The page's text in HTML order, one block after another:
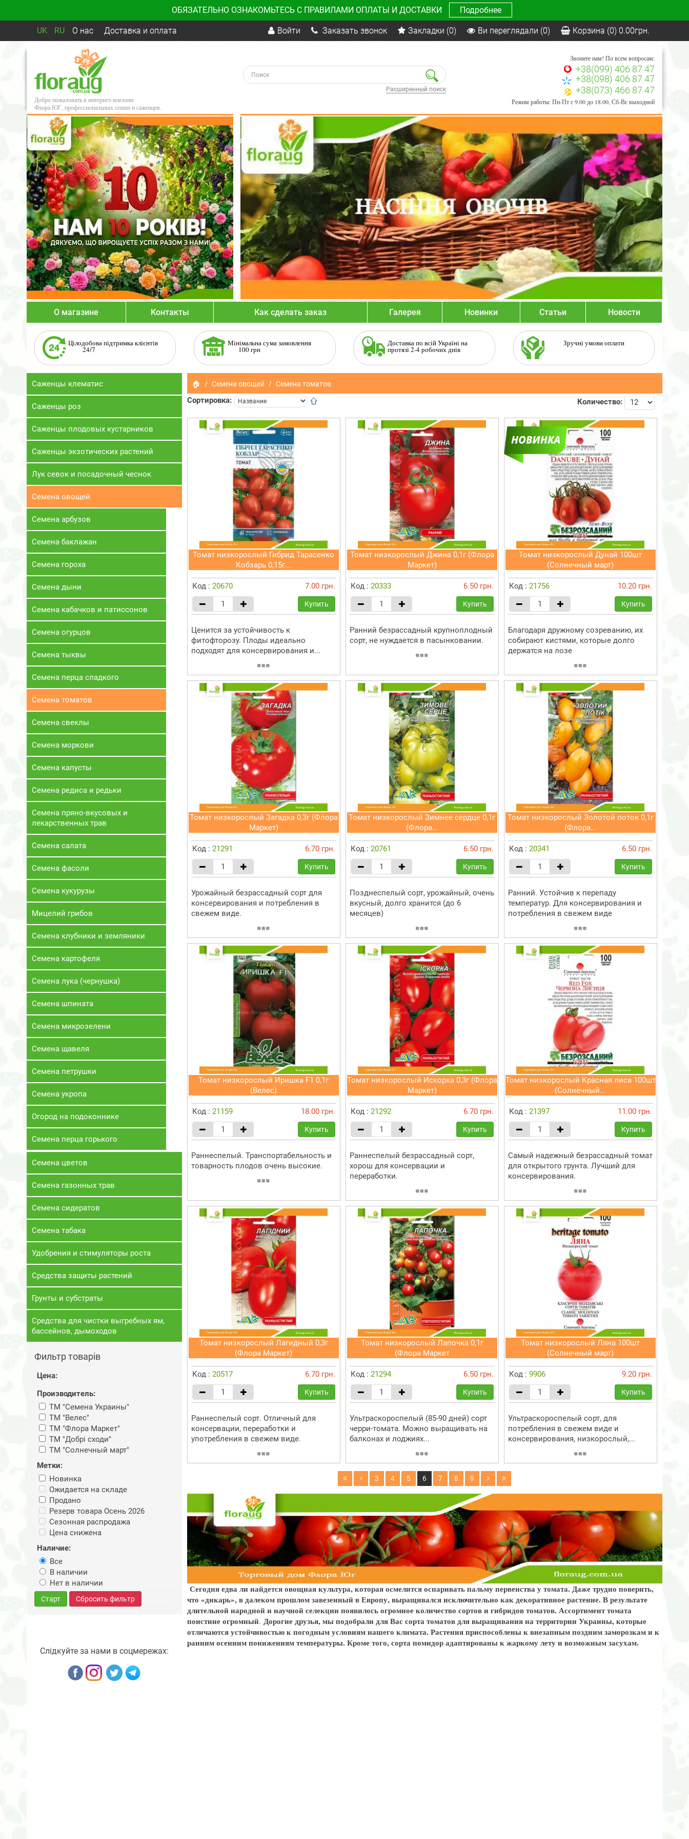
ОБЯЗАТЕЛЬНО ОЗНАКОМЬТЕСЬ С ПРАВИЛАМИ ОПЛАТЫ И ДОСТАВКИ Подробнее
UK RU О нас Доставка и оплата Войти Заказать звонок Закладки (0) Ви переглядали (0) Корзина (0) 0.00грн.
Добро пожаловать в интернет-магазин
Флора ЮГ, профессиональных семян и саженцев.
Расширенный поиск
Звоните нам! По всем вопросам:
+38(099) 406 87 47
+38(098) 406 87 47
+38(073) 466 87 47
Режим работы: Пн-Пт с 9.00 до 18.00, Сб-Вс выходной
О магазине Контакты Как сделать заказ Галерея Новинки Статьи Новости
Цілодобова підтримка клієнтів
24/7
Мінімальна сума замовлення
100 грн
Доставка по всій Україні на
протязі 2-4 робочих днів
Зручні умови оплати
Саженцы клематис
Саженцы роз
Саженцы плодовых кустарников
Саженцы экзотических растений
Лук севок и посадочный чеснок
Семена овощей
Семена арбузов
Семена баклажан
Семена гороха
Семена дыни
Семена кабачков и патиссонов
Семена огурцов
Семена тыквы
Семена перца сладкого
Семена томатов
Семена свеклы
Семена моркови
Семена капусты
Семена редиса и редьки
Семена пряно-вкусовых и
лекарственных трав
Семена салата
Семена фасоли
Семена кукурузы
Мицелий грибов
Семена клубники и земляники
Семена картофеля
Семена лука (чернушка)
Семена шпината
Семена микрозелени
Семена щавеля
Семена петрушки
Семена укропа
Огород на подоконнике
Семена перца горького
Семена цветов
Семена газонных трав
Семена сидератов
Семена табака
Удобрения и стимуляторы роста
Средства защиты растений
Грунты и субстраты
Средства для чистки выгребных ям,
бассейнов, дымоходов
Фильтр товарів
Цена:
Производитель:
ТМ "Семена Украины"
ТМ "Велес"
ТМ "Флора Маркет"
ТМ "Добрі сходи"
ТМ "Солнечный март"
Метки:
Новинка
Ожидается на складе
Продано
Резерв товара Осень 2026
Сезонная распродажа
Цена снижена
Наличие:
Все
В наличии
Нет в наличии
Старт Сбросить фильтр
Слідкуйте за нами в соцмережах:
🏠 Семена овощей Семена томатов
Сортировка: Количество:
Томат низкорослый Гибрид Тарасенко
Кобзарь 0,15г...
Код : 20670 7.00 грн.
Купить
Ценится за устойчивость к
фитофторозу. Плоды идеально
подходят для консервирования и...
Томат низкорослый Джина 0,1г (Флора
Маркет)
Код : 20333 6.50 грн.
Купить
Ранний безрассадный крупноплодный
сорт, не нуждается в пасынковании.
Томат низкорослый Дунай 100шт
(Солнечный март)
Код : 21756 10.20 грн.
Купить
Благодаря дружному созреванию, их
собирают кистями, которые долго
держатся на лозе
Томат низкорослый Загадка 0,3г (Флора
Маркет)
Код : 21291 6.70 грн.
Купить
Урожайный безрассадный сорт для
консервирования и потребления в
свежем виде.
Томат низкорослый Зимнее сердце 0,1г
(Флора...
Код : 20761 6.50 грн.
Купить
Позднеспелый сорт, урожайный, очень
вкусный, долго хранится (до 6
месяцев)
Томат низкорослый Золотой поток 0,1г
(Флора...
Код : 20341 6.50 грн.
Купить
Ранний. Устойчив к перепаду
температур. Для консервирования и
потребления в свежем виде
Томат низкорослый Иришка F1 0,1г
(Велес)
Код : 21159 18.00 грн.
Купить
Раннеспелый. Транспортабельность и
товарность плодов очень высокие.
Томат низкорослый Искорка 0,3г (Флора
Маркет)
Код : 21292 6.70 грн.
Купить
Раннеспелый безрассадный сорт,
хорош для консервации и
переработки.
Томат низкорослый Красная лиса 100шт
(Солнечный...
Код : 21397 11.00 грн.
Купить
Самый надежный безрассадный томат
для открытого грунта. Лучший для
консервирования.
Томат низкорослый Лагидный 0,3г
(Флора Маркет)
Код : 20517 6.70 грн.
Купить
Раннеспелый сорт. Отличный для
консервации, переработки и
употребления в свежем виде.
Томат низкорослый Лапочка 0,1г
(Флора Маркет
Код : 21294 6.50 грн.
Купить
Ультраскороспелый (85-90 дней) сорт
черри-томата. Можно выращивать на
балконах и лоджиях...
Томат низкорослый Ляна 100шт
(Солнечный март)
Код : 9906 9.20 грн.
Купить
Ультраскороспелый сорт, для
потребления в свежем виде и
консервирования, низкорослый,...
3 4 5 6 7 8 9
Сегодня едва ли найдется овощная культура, которая осмелится оспаривать пальму первенства у томата. Даже трудно поверить,
что «дикарь», в далеком прошлом завезенный в Европу, выращивался исключительно как декоративное растение. В результате
длительной народной и научной селекции появилось огромное количество сортов и гибридов томатов. Ассортимент томата
поистине огромный. Дорогие друзья, мы подобрали для Вас сорта томатов для выращивания на территории Украины, которые
отличаются устойчивостью к погодным условиям нашего климата. Растения приспособлены к внезапным поздним заморозкам и к
ранним осенним понижениям температуры. Кроме того, сорта помидор адаптированы к жаркому лету и возможным засухам.